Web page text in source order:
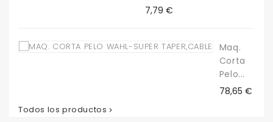
Precio
7,79 €
Maq.
Corta
Pelo...
Precio
78,65 €
Todos los productos 